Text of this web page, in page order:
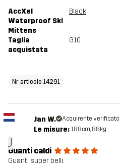
AccXel
Waterproof Ski
Mittens
Black
Taglia
acquistata
G10
Nr articolo 14291
J
Jan W. Acquirente verificato
Le misure: 188cm, 88kg
Guanti caldi
Guanti super belli.